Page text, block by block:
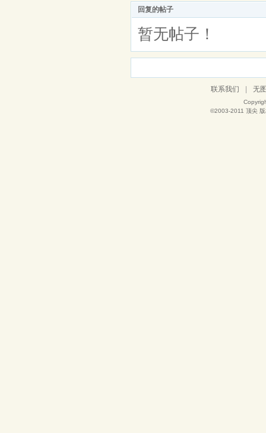
回复的帖子
暂无帖子！
联系我们 无
©2003-2011 顶尖